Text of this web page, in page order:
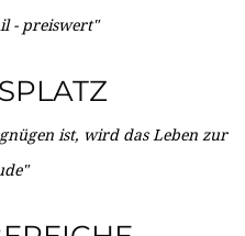
- preiswert"
ist, wird das Leben zur